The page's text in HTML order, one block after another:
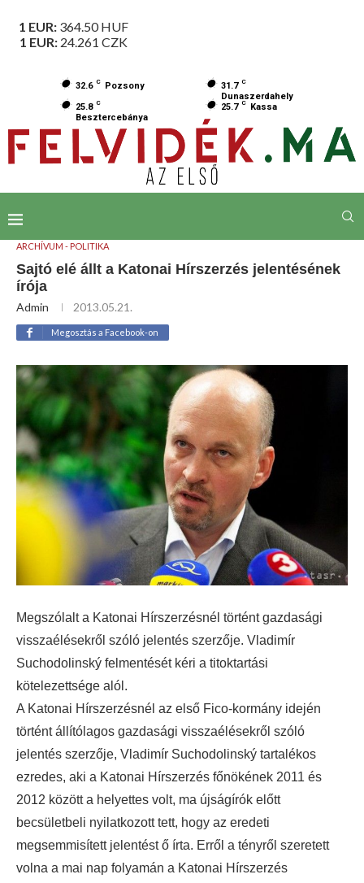
1 EUR: 364.50HUF
1 EUR: 24.261 CZK
32.6 C Pozsony 31.7 C
Dunaszerdahely
25.8 C
Besztercebánya
25.7 C Kassa
ARCHÍVUM - POLITIKA
Sajtó elé állt a Katonai Hírszerzés jelentésének
írója
Admin 2013.05.21.
Megosztás a Facebook-on
Megszólalt a Katonai Hírszerzésnél történt gazdasági
visszaélésekről szóló jelentés szerzője. Vladimír
Suchodolinský felmentését kéri a titoktartási
kötelezettsége alól.
A Katonai Hírszerzésnél az első Fico-kormány idején
történt állítólagos gazdasági visszaélésekről szóló
jelentés szerzője, Vladimír Suchodolinský tartalékos
ezredes, aki a Katonai Hírszerzés főnökének 2011 és
2012 között a helyettes volt, ma újságírók előtt
becsületbeli nyilatkozott tett, hogy az eredeti
megsemmisített jelentést ő írta. Erről a tényről szeretett
volna a mai nap folyamán a Katonai Hírszerzés